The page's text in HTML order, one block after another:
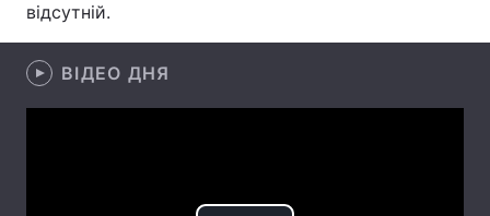
Лонгріди
Відео з Youtube
відсутній.
ВІДЕО ДНЯ